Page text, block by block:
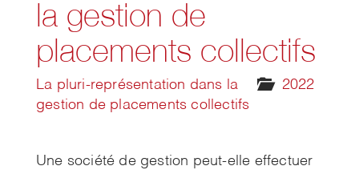
la gestion de
placements collectifs
2022
La pluri-représentation dans la
gestion de placements collectifs
Une société de gestion peut-elle effectuer